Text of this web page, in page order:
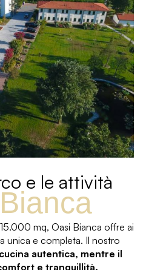
e le attività
mq, Oasi Bianca offre ai
unica e completa. Il nostro
cucina autentica, mentre il
e tranquillità.